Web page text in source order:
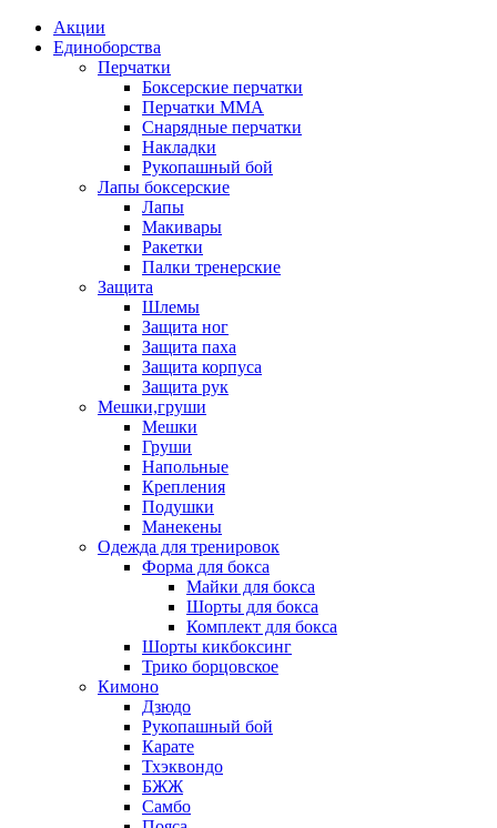
Акции
Единоборства
Перчатки
Боксерские перчатки
Перчатки ММА
Снарядные перчатки
Накладки
Рукопашный бой
Лапы боксерские
Лапы
Макивары
Ракетки
Палки тренерские
Защита
Шлемы
Защита ног
Защита паха
Защита корпуса
Защита рук
Мешки,груши
Мешки
Груши
Напольные
Крепления
Подушки
Манекены
Одежда для тренировок
Форма для бокса
Майки для бокса
Шорты для бокса
Комплект для бокса
Шорты кикбоксинг
Трико борцовское
Кимоно
Дзюдо
Рукопашный бой
Карате
Тхэквондо
БЖЖ
Самбо